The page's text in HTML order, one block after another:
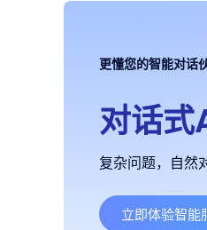
更懂您的智能对话
对话式
复杂问题，自然
立即体验智能